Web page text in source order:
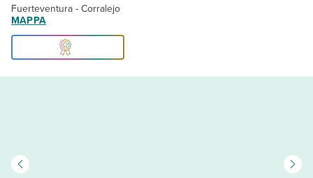
Fuerteventura - Corralejo
MAPPA